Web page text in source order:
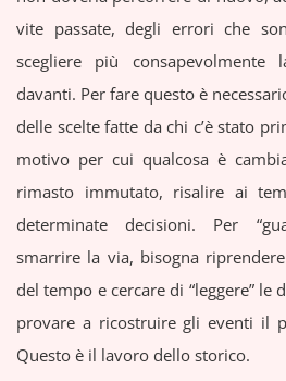
vite passate, degli errori che
scegliere più
davanti. Per fare questo è
delle scelte fatte da chi c’è stato
motivo per cui qualcosa è
rimasto immutato, risalire ai
determinate decisioni. Per
smarrire la via, bisogna
del tempo e cercare di “leggere” le
provare a ricostruire gli eventi il
Questo è il lavoro dello storico.